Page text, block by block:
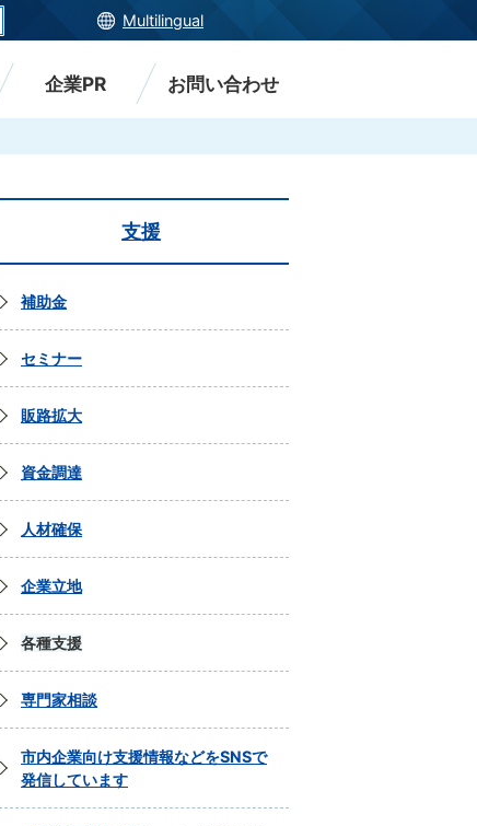
Multilingual
企業PR お問い合わせ
支援
補助金
セミナー
販路拡大
資金調達
人材確保
企業立地
各種支援
専門家相談
市内企業向け支援情報などをSNSで
発信しています